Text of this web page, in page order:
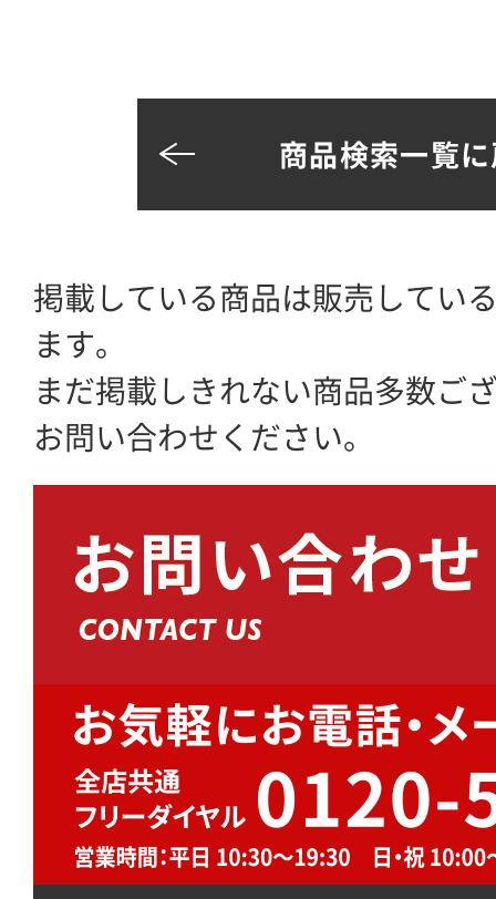
商品検索一覧
掲載している商品は販売してい
ます。
まだ掲載しきれない商品多数ご
お問い合わせください。